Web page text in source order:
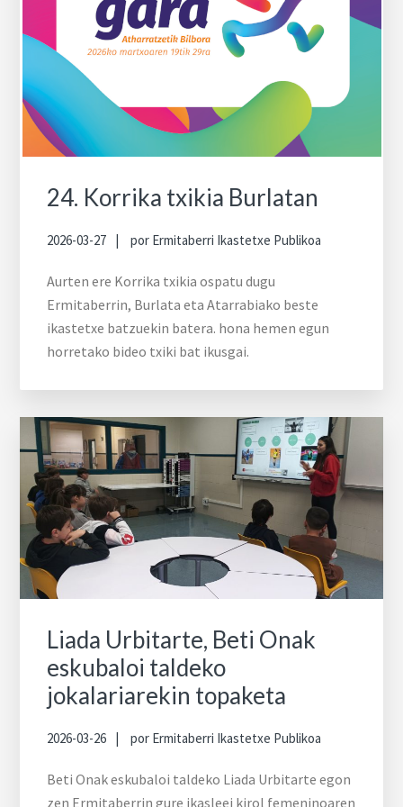
24. Korrika txikia Burlatan
2026-03-27 por Ermitaberri Ikastetxe Publikoa
Aurten ere Korrika txikia ospatu dugu
Ermitaberrin, Burlata eta Atarrabiako beste
ikastetxe batzuekin batera. hona hemen egun
horretako bideo txiki bat ikusgai.
Liada Urbitarte, Beti Onak
eskubaloi taldeko
jokalariarekin topaketa
2026-03-26 por Ermitaberri Ikastetxe Publikoa
Beti Onak eskubaloi taldeko Liada Urbitarte egon
zen Ermitaberrin gure ikasleei kirol femeninoaren